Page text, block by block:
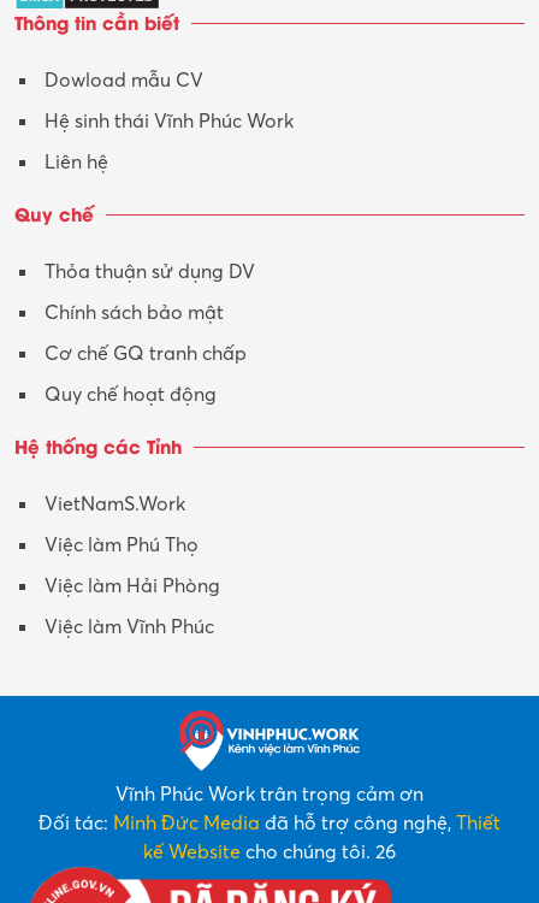
Tư vấn
Tư vấn – Kiến trúc
Y tế-Dược
Thông tin cần biết
Dowload mẫu CV
Hệ sinh thái Vĩnh Phúc Work
Liên hệ
Quy chế
Thỏa thuận sử dụng DV
Chính sách bảo mật
Cơ chế GQ tranh chấp
Quy chế hoạt động
Hệ thống các Tỉnh
VietNamS.Work
Việc làm Phú Thọ
Việc làm Hải Phòng
Việc làm Vĩnh Phúc
Vĩnh Phúc Work trân trọng cảm ơn
Đối tác: Minh Đức Media đã hỗ trợ công nghệ, Thiết
kế Website cho chúng tôi. 26